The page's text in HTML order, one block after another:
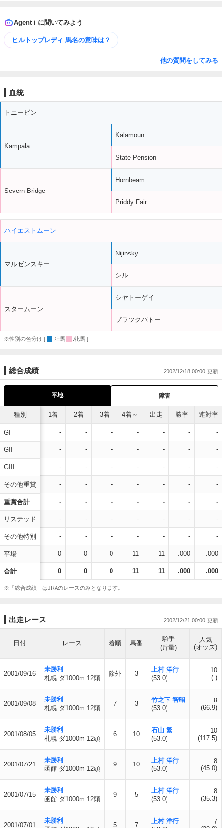
Agent i に聞いてみよう
ヒルトップレディ 馬名の意味は？
他の質問をしてみる
血統
トニービン
Kampala
Severn Bridge
Kalamoun
State Pension
Hornbeam
Priddy Fair
ハイエストムーン
マルゼンスキー
スタームーン
Nijinsky
シル
シヤトーゲイ
ブラツクバトー
※性別の色分け [ :牡馬 :牝馬 ]
総合成績 2002/12/18 00:00
平地 障害
種別
GI
GII
GIII
その他重賞
重賞合計
リステッド
その他特別
平場
合計
1着 2着 3着 4着～ 出走 勝率 連対率
- - - - - - -
- - - - - - -
- - - - - - -
- - - - - - -
- - - - - - -
- - - - - - -
- - - - - - -
0 0 0 11 11 .000 .000
0 0 0 11 11 .000 .000
※「総合成績」はJRAのレースのみとなります。
出走レース 2002/12/21 00:00
日付 レース 着順 馬番
騎手
(斤量)
人気
(オッズ)
2001/09/16
未勝利
札幌 ダ1000m 12頭
除外 3
上村 洋行
(53.0)
10
(-)
2001/09/08
未勝利
札幌 ダ1000m 12頭
7 3
竹之下 智昭
(53.0)
9
(66.9)
2001/08/05
未勝利
札幌 ダ1000m 12頭
6 10
石山 繁
(53.0)
10
(117.5)
2001/07/21
未勝利
函館 ダ1000m 12頭
9 10
上村 洋行
(53.0)
8
(45.0)
2001/07/15
未勝利
函館 ダ1000m 12頭
9 5
上村 洋行
(53.0)
8
(35.3)
2001/07/01
未勝利
5 7
上村 洋行
7